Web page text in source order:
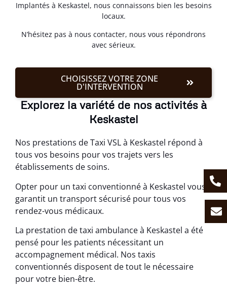
Implantés à Keskastel, nous connaissons bien les besoins
locaux.
N’hésitez pas à nous contacter, nous vous répondrons
avec sérieux.
CHOISISSEZ VOTRE ZONE
D'INTERVENTION
Explorez la variété de nos activités à
Keskastel
Nos prestations de Taxi VSL à Keskastel répond à
tous vos besoins pour vos trajets vers les
établissements de soins.
Opter pour un taxi conventionné à Keskastel vous
garantit un transport sécurisé pour tous vos
rendez-vous médicaux.
La prestation de taxi ambulance à Keskastel a été
pensé pour les patients nécessitant un
accompagnement médical. Nos taxis
conventionnés disposent de tout le nécessaire
pour votre bien-être.